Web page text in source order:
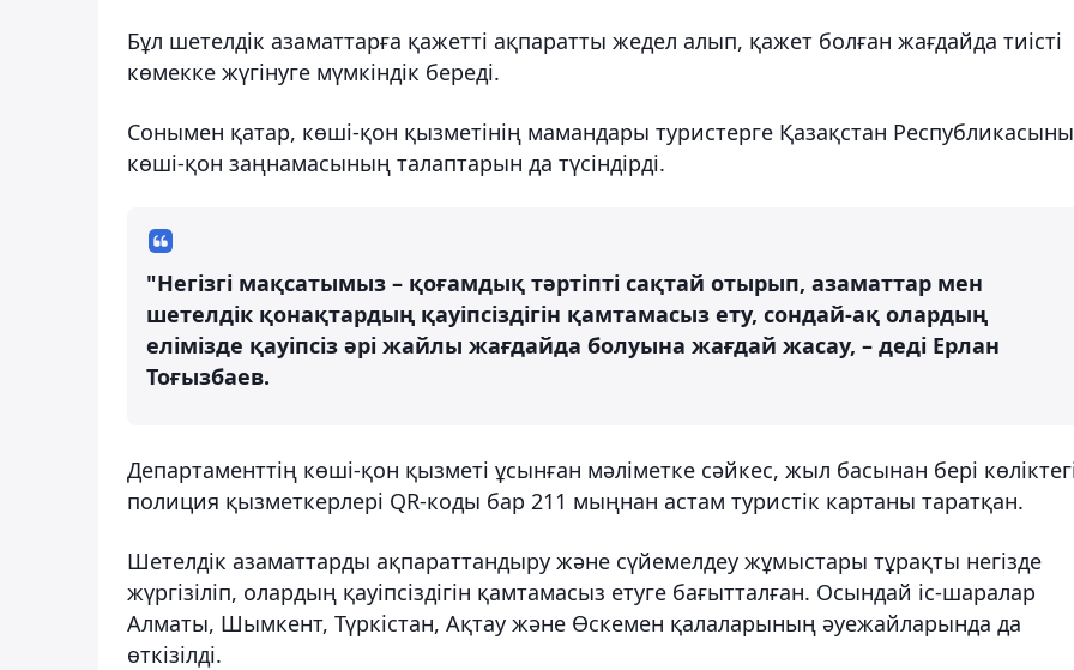
Бұл шетелдік азаматтарға қажетті ақпаратты жедел алып, қажет болған жағдайда тиісті
көмекке жүгінуге мүмкіндік береді.
Сонымен қатар, көші-қон қызметінің мамандары туристерге Қазақстан
көші-қон заңнамасының талаптарын да түсіндірді.
"Негізгі мақсатымыз – қоғамдық тәртіпті сақтай отырып, азаматтар мен
шетелдік қонақтардың қауіпсіздігін қамтамасыз ету, сондай-ақ олардың
елімізде қауіпсіз әрі жайлы жағдайда болуына жағдай жасау, – деді Ерлан
Тоғызбаев.
Департаменттің көші-қон қызметі ұсынған мәліметке сәйкес, жыл басынан бері
полиция қызметкерлері QR-коды бар 211 мыңнан астам туристік картаны таратқан.
Шетелдік азаматтарды ақпараттандыру және сүйемелдеу жұмыстары тұрақты негізде
жүргізіліп, олардың қауіпсіздігін қамтамасыз етуге бағытталған. Осындай іс-шаралар
Алматы, Шымкент, Түркістан, Ақтау және Өскемен қалаларының әуежайларында да
өткізілді.